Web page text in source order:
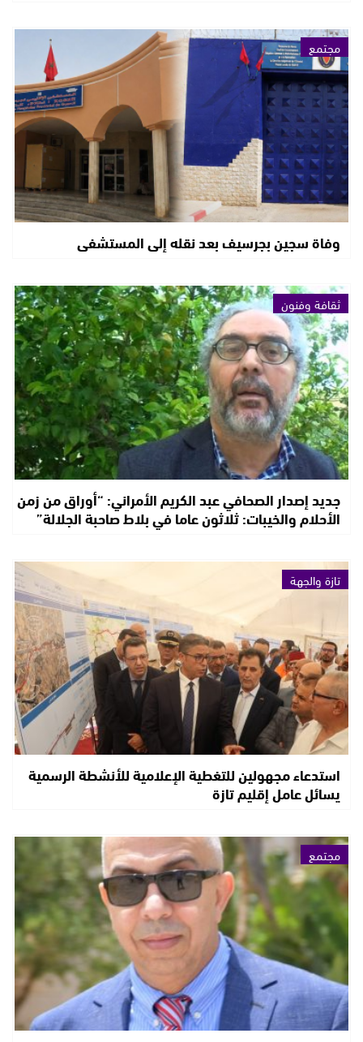
مجتمع
وفاة سجين بجرسيف بعد نقله إلى المستشفى
ثقافة وفنون
جديد إصدار الصحافي عبد الكريم الأمراني: “أوراق من زمن
الأحلام والخيبات: ثلاثون عاما في بلاط صاحبة الجلالة”
تازة والجهة
استدعاء مجهولين للتغطية الإعلامية للأنشطة الرسمية
يسائل عامل إقليم تازة
مجتمع